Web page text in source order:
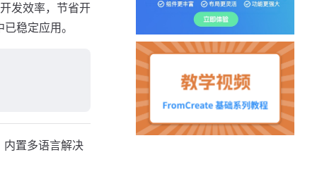
发效率，节省开
稳定应用。
置多语言解决